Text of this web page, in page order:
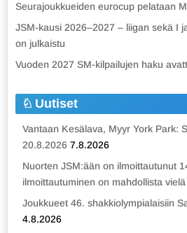
Seurajoukkueiden eurocup pelataan
JSM-kausi 2026–2027 – liigan sekä I
on julkaistu
Vuoden 2027 SM-kilpailujen haku
Uutiset
Vantaan Kesälava, Myyr York Park:
20.8.2026 7.8.2026
Nuorten JSM:ään on ilmoittautunut
ilmoittautuminen on mahdollista
Joukkueet 46. shakkiolympialaisiin
4.8.2026